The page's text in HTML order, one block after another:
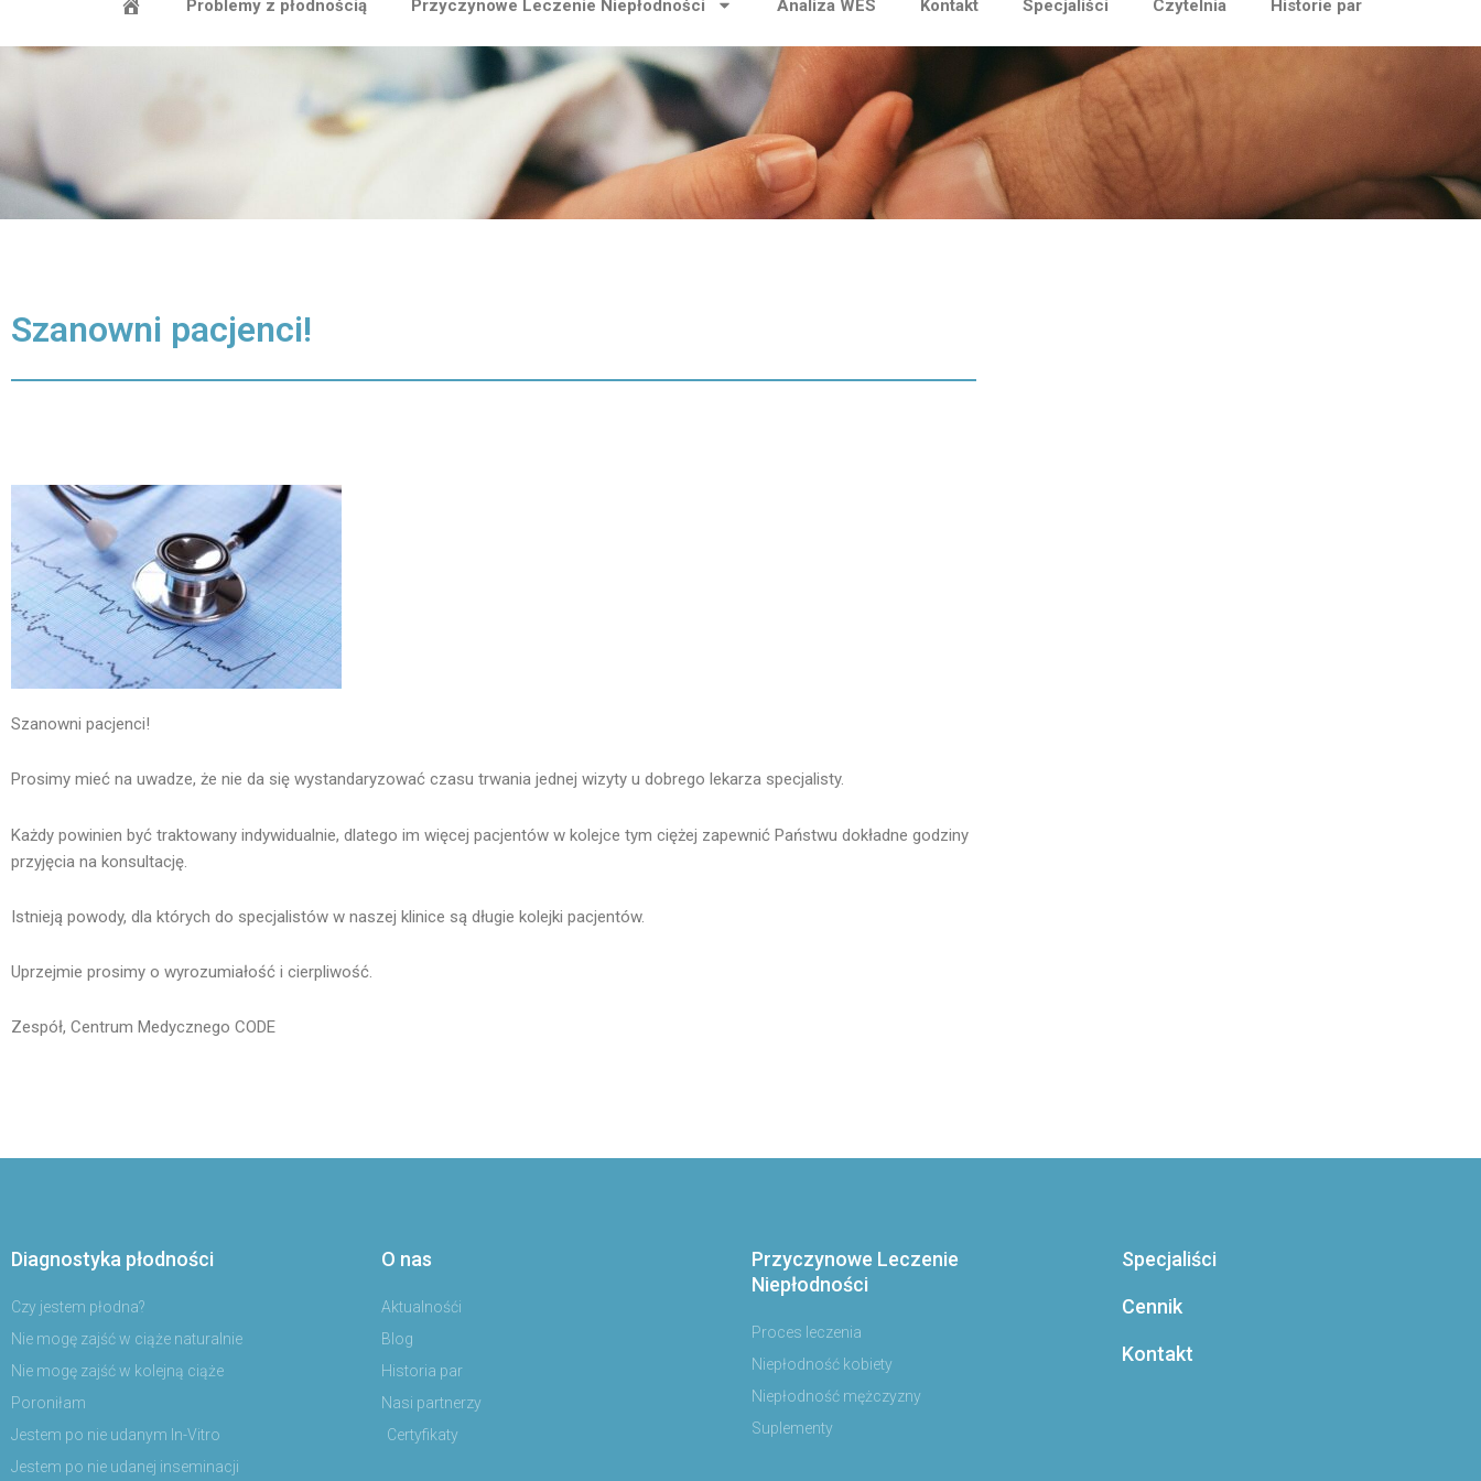
Problemy z płodnością Przyczynowe Leczenie Niepłodności Analiza WES Kontakt Specjaliści Czytelnia Historie par
Szanowni pacjenci!
Szanowni pacjenci!
Prosimy mieć na uwadze, że nie da się wystandaryzować czasu trwania jednej wizyty u dobrego lekarza specjalisty.
Każdy powinien być traktowany indywidualnie, dlatego im więcej pacjentów w kolejce tym ciężej zapewnić Państwu dokładne godziny
przyjęcia na konsultację.
Istnieją powody, dla których do specjalistów w naszej klinice są długie kolejki pacjentów.
Uprzejmie prosimy o wyrozumiałość i cierpliwość.
Zespół, Centrum Medycznego CODE
Diagnostyka płodności
Czy jestem płodna?
Nie mogę zajść w ciąże naturalnie
Nie mogę zajść w kolejną ciąże
Poroniłam
Jestem po nie udanym In-Vitro
Jestem po nie udanej inseminacji
O nas
Aktualnośći
Blog
Historia par
Nasi partnerzy
Certyfikaty
Przyczynowe Leczenie
Niepłodności
Proces leczenia
Niepłodność kobiety
Niepłodność mężczyzny
Suplementy
Specjaliści
Cennik
Kontakt